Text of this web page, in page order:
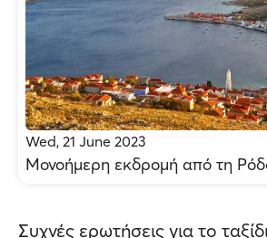
Wed, 21 June 2023
Μονοήμερη εκδρομή από τη
Συχνές ερωτήσεις για το